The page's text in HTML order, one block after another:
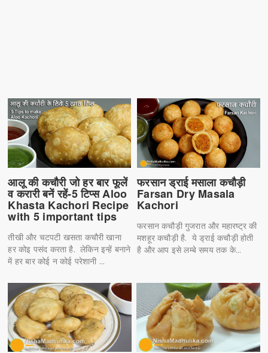
आलू की कचौरी जो हर बार फूलें
व करारी बनें रहें-5 टिप्स Aloo
Khasta Kachori Recipe
with 5 important tips
तीखी और चटपटी खसता कचौरी खाना
हर कोइ पसंद करता है. लेकिन इन्हें बनाने
में हर बार कोई न कोई परेशानी ...
फरसान ड्राई मसाला कचौड़ी
Farsan Dry Masala
Kachori
फरसान कचौड़ी गुजरात और महारष्ट्र की
मशहूर कचौड़ी है. ये ड्राई कचौड़ी होती
है और आप इसे लम्बे समय तक के...